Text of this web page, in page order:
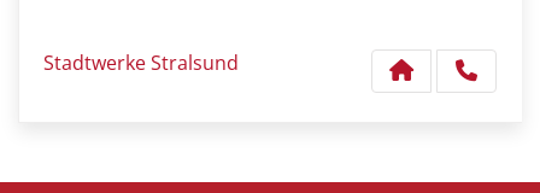
Stadtwerke Stralsund